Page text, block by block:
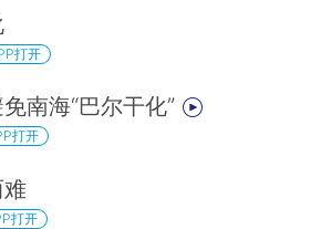
打开
南海“巴尔干化”
打开
打开